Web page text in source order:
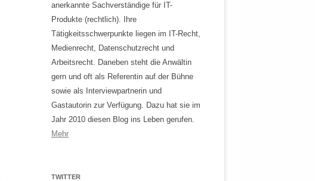
anerkannte Sachverständige für IT-
Produkte (rechtlich). Ihre
Tätigkeitsschwerpunkte liegen im IT-Recht,
Medienrecht, Datenschutzrecht und
Arbeitsrecht. Daneben steht die Anwältin
gern und oft als Referentin auf der Bühne
sowie als Interviewpartnerin und
Gastautorin zur Verfügung. Dazu hat sie im
Jahr 2010 diesen Blog ins Leben gerufen.
Mehr
TWITTER